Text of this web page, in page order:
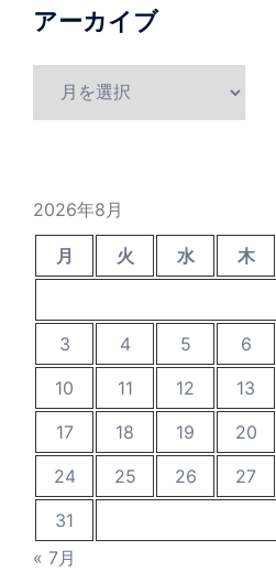
アーカイブ
2026年8月
月 火 水 木
3
4 5 6
10
11 12 13
17
18 19 20
24
25 26 27
31
« 7月